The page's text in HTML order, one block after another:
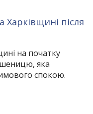
Харківщині після
на початку
яка
спокою.